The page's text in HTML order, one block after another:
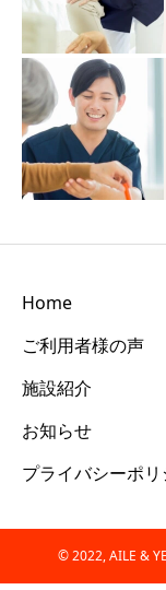
Home
ご利用者様の声
施設紹介
お知らせ
プライバシーポリ
© 2022, AILE &